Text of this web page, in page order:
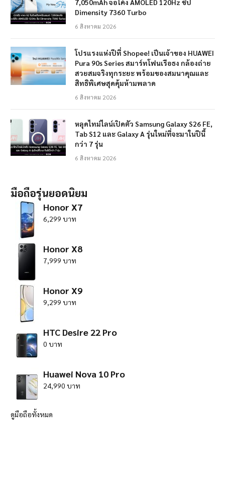
7,050mAh จอโค้ง AMOLED 120Hz ชิป
Dimensity 7360 Turbo
6 สิงหาคม 2026
โปรแรงแห่งปีที่ Shopee! เป็นเจ้าของ HUAWEI
Pura 90s Series สมาร์ทโฟนเรือธง กล้องถ่าย
สวยสมจริงทุกระยะ พร้อมของสมนาคุณและ
สิทธิพิเศษสุดคุ้มห้ามพลาด
6 สิงหาคม 2026
หลุดไทม์ไลน์เปิดตัว Samsung Galaxy S26 FE,
Tab S12 และ Galaxy A รุ่นใหม่ที่จะมาในปีนี้
กว่า 7 รุ่น
6 สิงหาคม 2026
มือถือรุ่นยอดนิยม
Honor X7
6,299 บาท
Honor X8
7,999 บาท
Honor X9
9,299 บาท
HTC Desire 22 Pro
0 บาท
Huawei Nova 10 Pro
24,990 บาท
ดูมือถือทั้งหมด